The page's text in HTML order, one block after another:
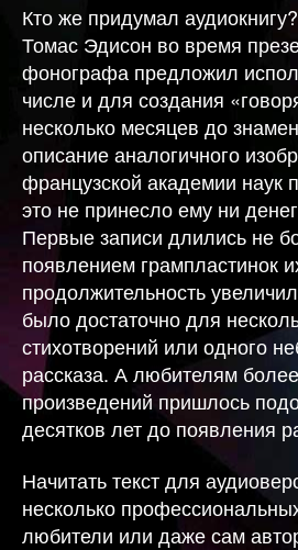
Кто же придумал
Томас Эдисон во время
фонографа предложил
числе и для создания
несколько месяцев до
описание аналогичного
французской академии наук
это не принесло ему ни
Первые записи длились не
появлением грампластинок
продолжительность
было достаточно для
стихотворений или одного
рассказа. А любителям
произведений пришлось
десятков лет до появления
Начитать текст для
несколько
любители или даже сам